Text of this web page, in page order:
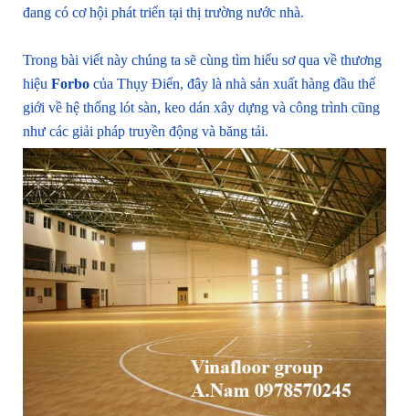
đang có cơ hội phát triển tại thị trường nước nhà.
Trong bài viết này chúng ta sẽ cùng tìm hiểu sơ qua về thương
hiệu Forbo của Thụy Điển, đây là nhà sản xuất hàng đầu thế
giới về hệ thống lót sàn, keo dán xây dựng và công trình cũng
như các giải pháp truyền động và băng tải.